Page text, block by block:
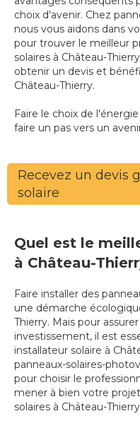
choix d'avenir. Chez
nous vous aidons dans
pour trouver le meilleur
solaires à Château-
obtenir un devis et
Château-Thierry.
Faire le choix de
faire un pas vers un
Recevez un devis
solaire
Quel est le
à Château-
Faire installer des
une démarche
Thierry. Mais pour
investissement, il est
installateur solaire à
panneaux-solaires-
pour choisir le
mener à bien votre
solaires à Château-